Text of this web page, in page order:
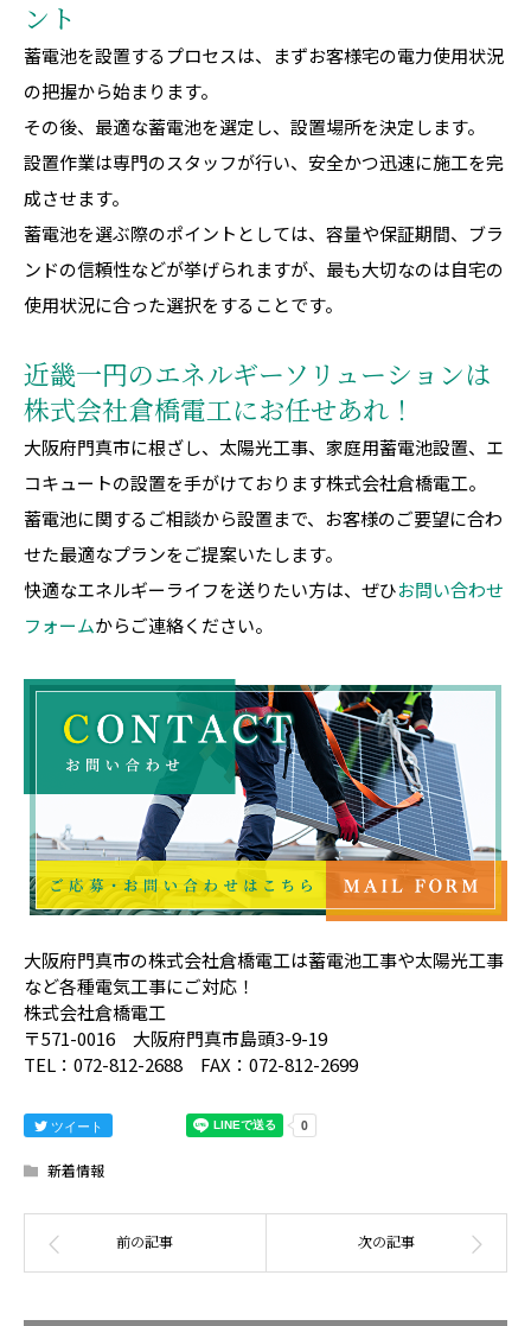
ント
蓄電池を設置するプロセスは、まずお客様宅の電力使用状況
の把握から始まります。
その後、最適な蓄電池を選定し、設置場所を決定します。
設置作業は専門のスタッフが行い、安全かつ迅速に施工を完
成させます。
蓄電池を選ぶ際のポイントとしては、容量や保証期間、ブラ
ンドの信頼性などが挙げられますが、最も大切なのは自宅の
使用状況に合った選択をすることです。
近畿一円のエネルギーソリューションは
株式会社倉橋電工にお任せあれ！
大阪府門真市に根ざし、太陽光工事、家庭用蓄電池設置、エ
コキュートの設置を手がけております株式会社倉橋電工。
蓄電池に関するご相談から設置まで、お客様のご要望に合わ
せた最適なプランをご提案いたします。
快適なエネルギーライフを送りたい方は、ぜひお問い合わせ
フォームからご連絡ください。
大阪府門真市の株式会社倉橋電工は蓄電池工事や太陽光工事
など各種電気工事にご対応！
株式会社倉橋電工
〒571-0016 大阪府門真市島頭3-9-19
TEL：072-812-2688 FAX：072-812-2699
ツイート
新着情報